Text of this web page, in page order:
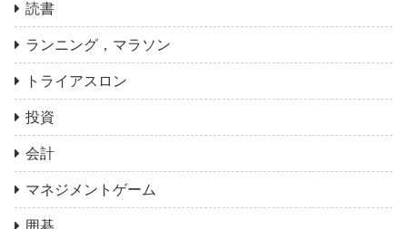
読書
ランニング，マラソン
トライアスロン
投資
会計
マネジメントゲーム